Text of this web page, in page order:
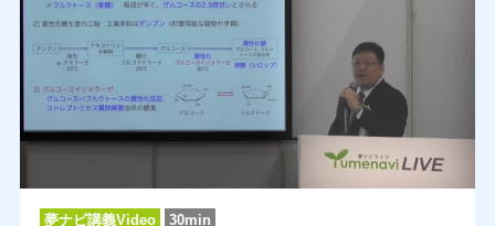
夢ナビ講義Video 30min